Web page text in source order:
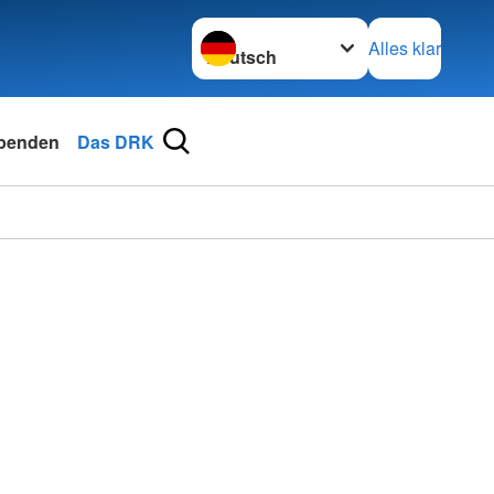
Sprache wechseln zu
Alles klar
Das DRK